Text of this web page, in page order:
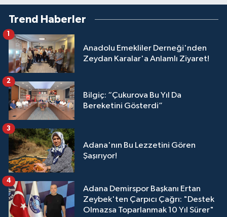
Trend Haberler
Anadolu Emekliler Derneği'nden
Zeydan Karalar'a Anlamlı Ziyaret!
1
Bilgiç: “Çukurova Bu Yıl Da
Bereketini Gösterdi”
2
Adana'nın Bu Lezzetini Gören
Şaşırıyor!
3
Adana Demirspor Başkanı Ertan
Zeybek'ten Çarpıcı Çağrı: "Destek
Olmazsa Toparlanmak 10 Yıl Sürer"
4